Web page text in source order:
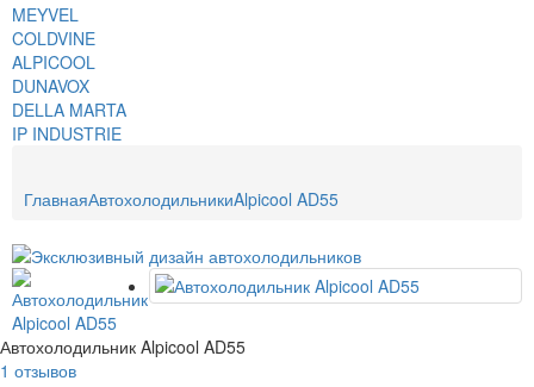
MEYVEL
COLDVINE
ALPICOOL
DUNAVOX
DELLA MARTA
IP INDUSTRIE
ГлавнаяАвтохолодильникиAlpicool AD55
Автохолодильник Alpicool AD55
1 отзывов